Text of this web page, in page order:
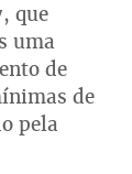
que
uma
de
de
pela